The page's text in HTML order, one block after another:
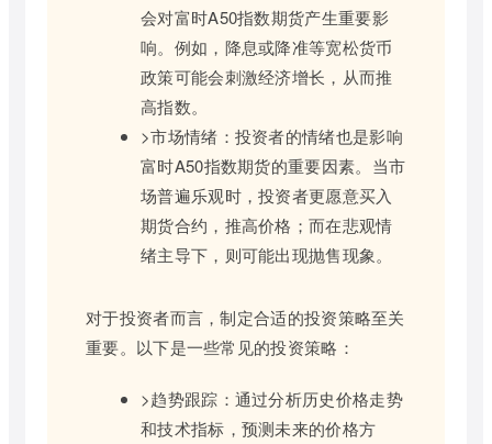
会对富时A50指数期货产生重要影
响。例如，降息或降准等宽松货币
政策可能会刺激经济增长，从而推
高指数。
>市场情绪：投资者的情绪也是影响
富时A50指数期货的重要因素。当市
场普遍乐观时，投资者更愿意买入
期货合约，推高价格；而在悲观情
绪主导下，则可能出现抛售现象。
对于投资者而言，制定合适的投资策略至关
重要。以下是一些常见的投资策略：
>趋势跟踪：通过分析历史价格走势
和技术指标，预测未来的价格方